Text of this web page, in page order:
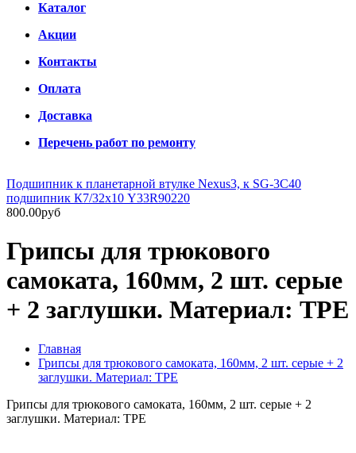
Каталог
Акции
Контакты
Оплата
Доставка
Перечень работ по ремонту
Подшипник к планетарной втулке Nexus3, к SG-3C40
подшипник К7/32х10 Y33R90220
800.00руб
Грипсы для трюкового
самоката, 160мм, 2 шт. серые
+ 2 заглушки. Материал: TPE
Главная
Грипсы для трюкового самоката, 160мм, 2 шт. серые + 2
заглушки. Материал: TPE
Грипсы для трюкового самоката, 160мм, 2 шт. серые + 2
заглушки. Материал: TPE